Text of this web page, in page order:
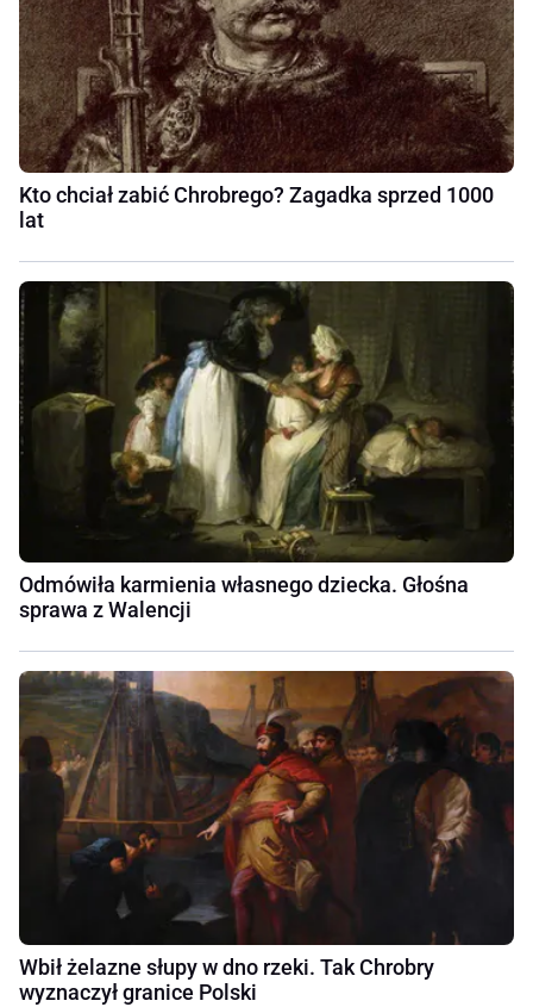
Kto chciał zabić Chrobrego? Zagadka sprzed 1000
lat
Odmówiła karmienia własnego dziecka. Głośna
sprawa z Walencji
Wbił żelazne słupy w dno rzeki. Tak Chrobry
wyznaczył granice Polski